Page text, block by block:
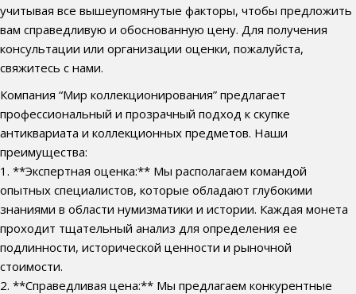
учитывая все вышеупомянутые факторы, чтобы предложить
вам справедливую и обоснованную цену. Для получения
консультации или организации оценки, пожалуйста,
свяжитесь с нами.
Компания “Мир коллекционирования” предлагает
профессиональный и прозрачный подход к скупке
антиквариата и коллекционных предметов. Наши
преимущества:
1. **Экспертная оценка:** Мы располагаем командой
опытных специалистов, которые обладают глубокими
знаниями в области нумизматики и истории. Каждая монета
проходит тщательный анализ для определения ее
подлинности, исторической ценности и рыночной
стоимости.
2. **Справедливая цена:** Мы предлагаем конкурентные